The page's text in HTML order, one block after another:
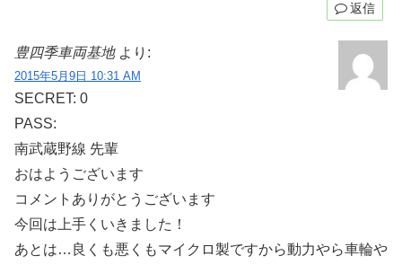
返信
豊四季車両基地 より:
2015年5月9日 10:31 AM
SECRET: 0
PASS:
南武蔵野線 先輩
おはようございます
コメントありがとうございます
今回は上手くいきました！
あとは…良くも悪くもマイクロ製ですから動力やら車輪や